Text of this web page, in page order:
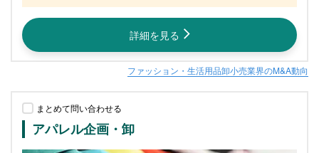
詳細を見る
ファッション・生活用品卸小売業界のM&A動向
まとめて問い合わせる
アパレル企画・卸